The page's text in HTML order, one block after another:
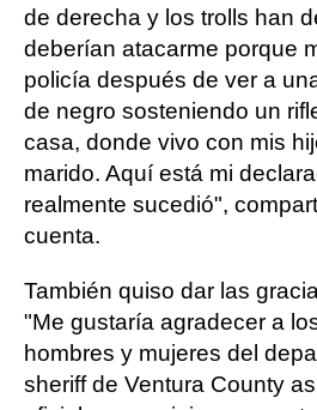
de derecha y los trolls han
deberían atacarme porque
policía después de ver a
de negro sosteniendo un
casa, donde vivo con mis
marido. Aquí está mi
realmente sucedió",
cuenta.
También quiso dar las
"Me gustaría agradecer a
hombres y mujeres del
sheriff de Ventura County